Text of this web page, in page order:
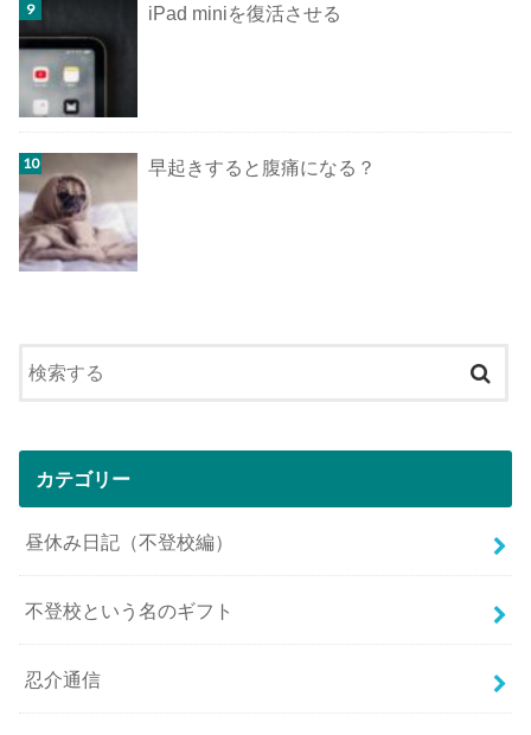
iPad miniを復活させる
早起きすると腹痛になる？
カテゴリー
昼休み日記（不登校編）
不登校という名のギフト
忍介通信